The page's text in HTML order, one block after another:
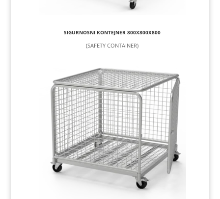
SIGURNOSNI KONTEJNER 800X800X800
(SAFETY CONTAINER)